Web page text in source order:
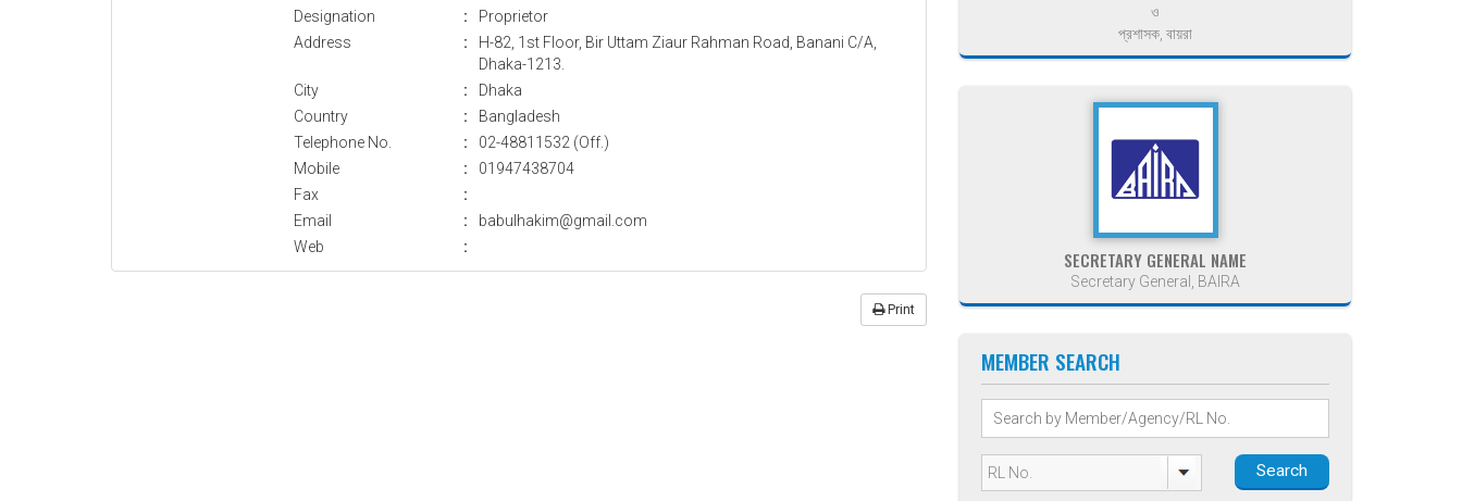
Designation
:
Proprietor
Address
:
H-82, 1st Floor, Bir Uttam Ziaur Rahman Road, Banani C/A,
Dhaka-1213.
City
:
Dhaka
Country
:
Bangladesh
Telephone No.
:
02-48811532 (Off.)
Mobile
:
01947438704
Fax
:
Email
:
babulhakim@gmail.com
Web
:
Print
ও
প্রশাসক, বায়রা
SECRETARY GENERAL NAME
Secretary General, BAIRA
MEMBER SEARCH
Search